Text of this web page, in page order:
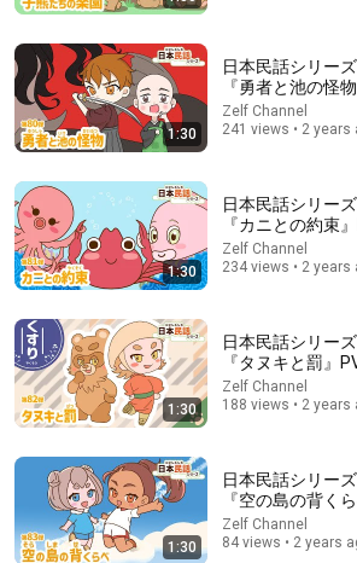
五歳の頃、私は毎日のように近所の
「私の旦那さん」と呼んでいた。十
ているか？」――
New 72K views
1:30
日本民話シリー
『勇者と池の怪
Zelf Channel
241 views • 2 years
1:30
日本民話シリー
『カニとの約束
Zelf Channel
234 views • 2 years
1:30
日本民話シリー
『タヌキと罰』
Zelf Channel
188 views • 2 years
1:30
日本民話シリー
『空の島の背く
Zelf Channel
84 views • 2 years